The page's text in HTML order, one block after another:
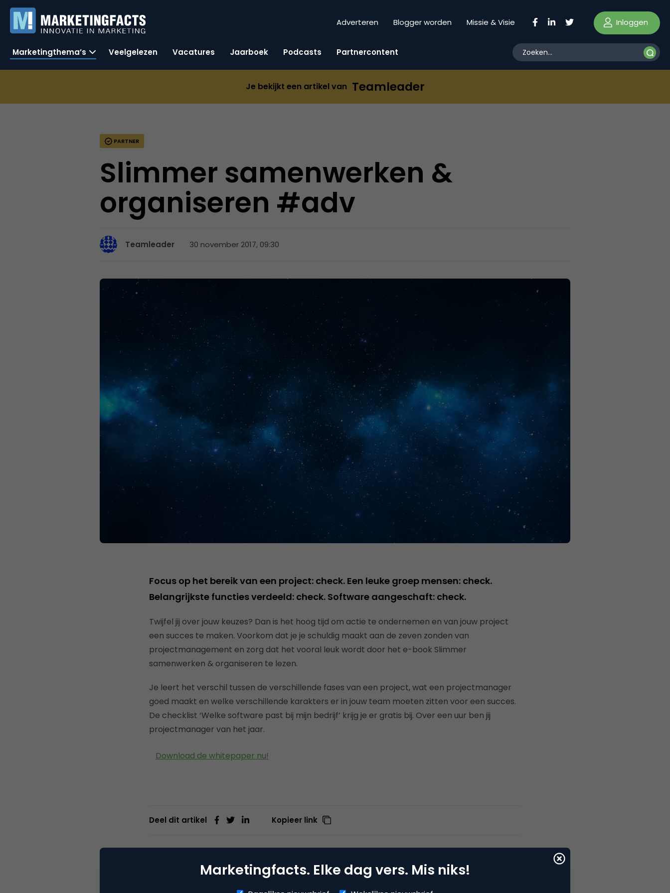
Adverteren Blogger worden Missie & Visie Inloggen
Marketingthema’s Veelgelezen Vacatures Jaarboek Podcasts Partnercontent
Je bekijkt een artikel van Teamleader
PARTNER
Slimmer samenwerken &
organiseren #adv
Teamleader 30 november 2017, 09:30
Focus op het bereik van een project: check. Een leuke groep mensen: check.
Belangrijkste functies verdeeld: check. Software aangeschaft: check.
Twijfel jij over jouw keuzes? Dan is het hoog tijd om actie te ondernemen en van jouw project
een succes te maken. Voorkom dat je je schuldig maakt aan de zeven zonden van
projectmanagement en zorg dat het vooral leuk wordt door het e-book Slimmer
samenwerken & organiseren te lezen.
Je leert het verschil tussen de verschillende fases van een project, wat een projectmanager
goed maakt en welke verschillende karakters er in jouw team moeten zitten voor een succes.
De checklist ‘Welke software past bij mijn bedrijf’ krijg je er gratis bij. Over een uur ben jij
projectmanager van het jaar.
Download de whitepaper nu!
Deel dit artikel Kopieer link
Teamleader
Marketingfacts. Elke dag vers. Mis niks!